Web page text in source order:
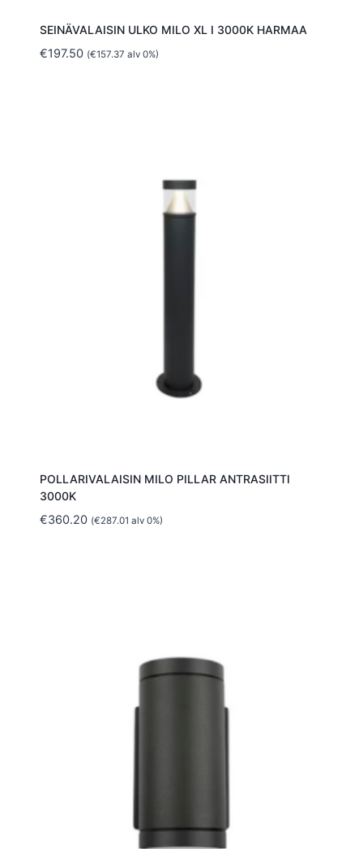
SEINÄVALAISIN ULKO MILO XL I 3000K HARMAA
€197.50 (€157.37 alv 0%)
POLLARIVALAISIN MILO PILLAR ANTRASIITTI
3000K
€360.20 (€287.01 alv 0%)